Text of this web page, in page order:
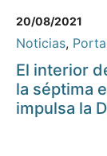
20/08/2021
Noticias,
El interior
la séptima
impulsa la